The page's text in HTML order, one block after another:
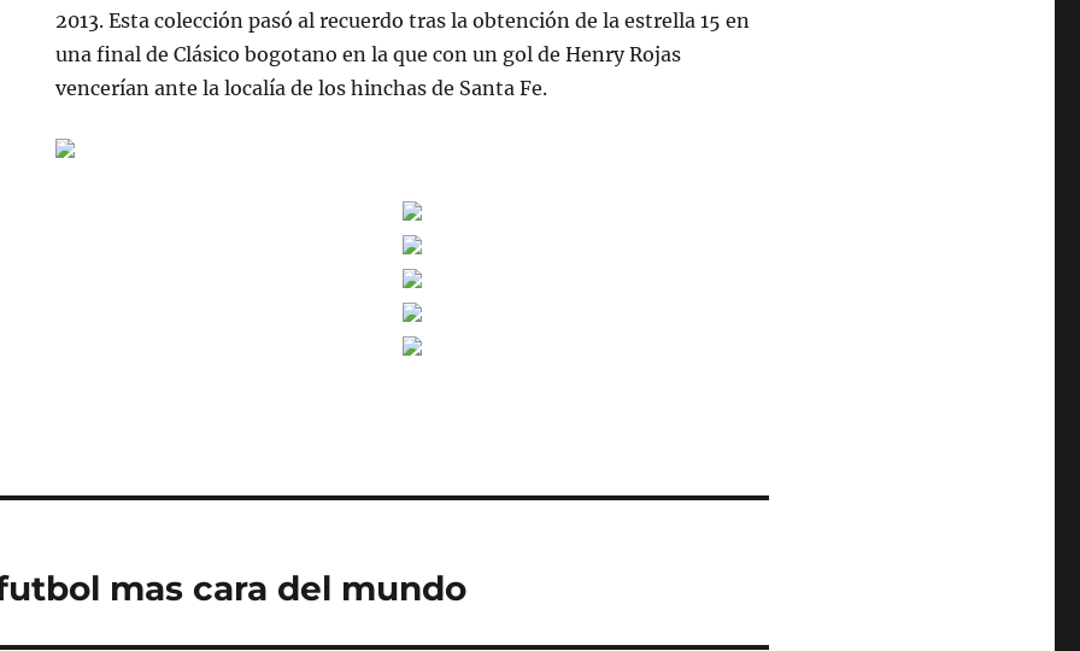
2013. Esta colección pasó al recuerdo tras la obtención de la estrella 15 en
una final de Clásico bogotano en la que con un gol de Henry Rojas
vencerían ante la localía de los hinchas de Santa Fe.
mas cara del mundo